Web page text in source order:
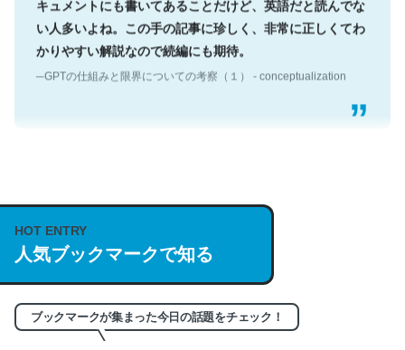
い人多いよね。この手の記事に珍しく、非常に正しくてわ
かりやすい解説なので続編にも期待。
─GPTの仕組みと限界についての考察（１） - conceptualization
説してる記事が少ないので貴重な良記事。/続編来た
https://isobe324649.hatenablog.com/entry/2023/03/27
/064121
─GPTの仕組みと限界についての考察（１） - conceptualization
HOT ENTRY
人気ブックマークで知る
ブックマークが集まった今日の話題をチェック！